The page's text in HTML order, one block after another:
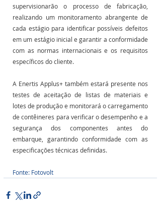
supervisionarão o processo de fabricação,
realizando um monitoramento abrangente de
cada estágio para identificar possíveis defeitos
em um estágio inicial e garantir a conformidade
com as normas internacionais e os requisitos
específicos do cliente.
A Enertis Applus+ também estará presente nos
testes de aceitação de listas de materiais e
lotes de produção e monitorará o carregamento
de contêineres para verificar o desempenho e a
segurança dos componentes antes do
embarque, garantindo conformidade com as
especificações técnicas definidas.
Fonte: Fotovolt